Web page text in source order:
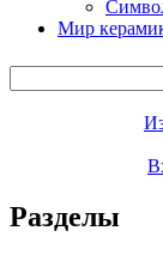
Мир
Разделы